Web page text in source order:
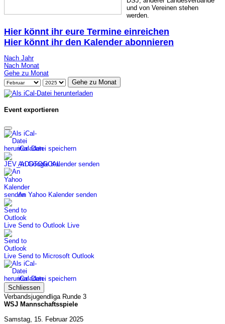
und von Vereinen stehen
werden.
Hier könnt ihr eure Termine einreichen
Hier könnt ihr den Kalender abonnieren
Nach Jahr
Nach Monat
Gehe zu Monat
Gehe zu Monat
Event exportieren
iCal-Datei speichern
An Google Kalender senden
An Yahoo Kalender senden
Send to Outlook Live
Send to Microsoft Outlook
iCal-Datei speichern
Schliessen
Verbandsjugendliga Runde 3
WSJ Mannschaftsspiele
Samstag, 15. Februar 2025